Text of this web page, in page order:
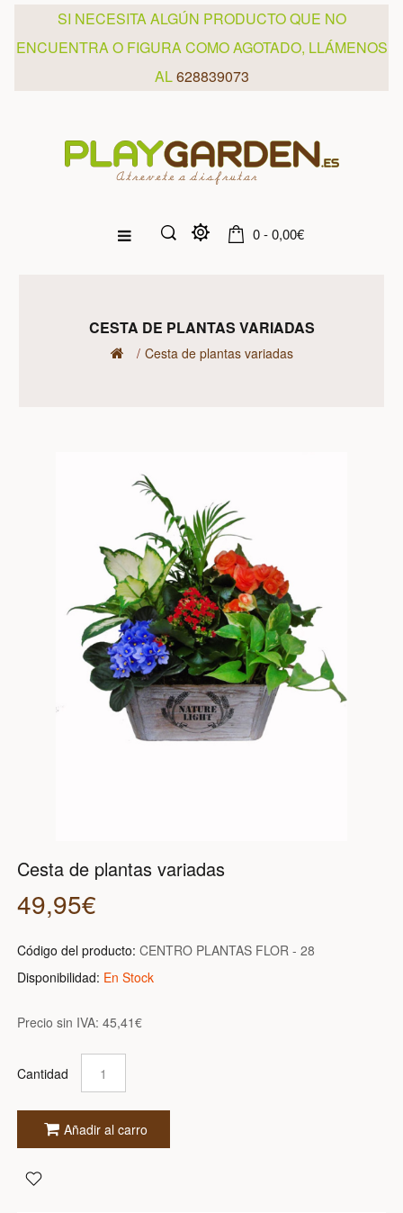
SI NECESITA ALGÚN PRODUCTO QUE NO
ENCUENTRA O FIGURA COMO AGOTADO, LLÁMENOS
AL628839073
0 - 0,00€
CESTA DE PLANTAS VARIADAS
Cesta de plantas variadas
Cesta de plantas variadas
49,95€
Código del producto: CENTRO PLANTAS FLOR - 28
Disponibilidad: En Stock
Precio sin IVA: 45,41€
Cantidad
Añadir al carro